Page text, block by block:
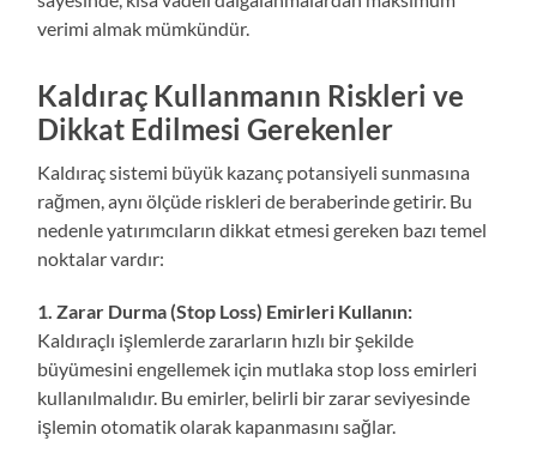
verimi almak mümkündür.
Kaldıraç Kullanmanın Riskleri ve
Dikkat Edilmesi Gerekenler
Kaldıraç sistemi büyük kazanç potansiyeli sunmasına
rağmen, aynı ölçüde riskleri de beraberinde getirir. Bu
nedenle yatırımcıların dikkat etmesi gereken bazı temel
noktalar vardır:
1. Zarar Durma (Stop Loss) Emirleri Kullanın:
Kaldıraçlı işlemlerde zararların hızlı bir şekilde
büyümesini engellemek için mutlaka stop loss emirleri
kullanılmalıdır. Bu emirler, belirli bir zarar seviyesinde
işlemin otomatik olarak kapanmasını sağlar.